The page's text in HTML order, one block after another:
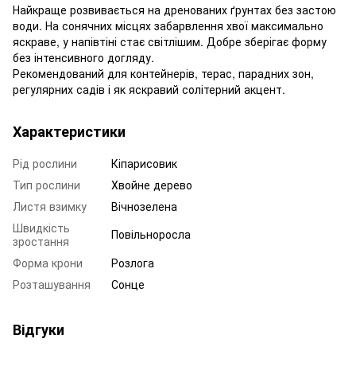
Найкраще розвивається на дренованих ґрунтах без застою
води. На сонячних місцях забарвлення хвої максимально
яскраве, у напівтіні стає світлішим. Добре зберігає форму
без інтенсивного догляду.
Рекомендований для контейнерів, терас, парадних зон,
регулярних садів і як яскравий солітерний акцент.
Характеристики
Рід рослини
Кіпарисовик
Тип рослини
Хвойне дерево
Листя взимку
Вічнозелена
Швидкість
зростання
Повільноросла
Форма крони
Розлога
Розташування
Сонце
Відгуки